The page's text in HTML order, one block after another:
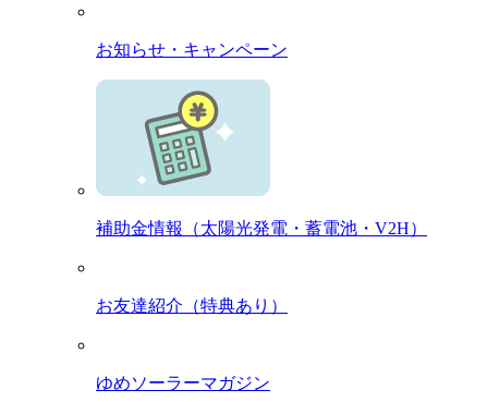
お知らせ・キャンペーン
補助金情報（太陽光発電・蓄電池・V2H）
お友達紹介（特典あり）
ゆめソーラーマガジン